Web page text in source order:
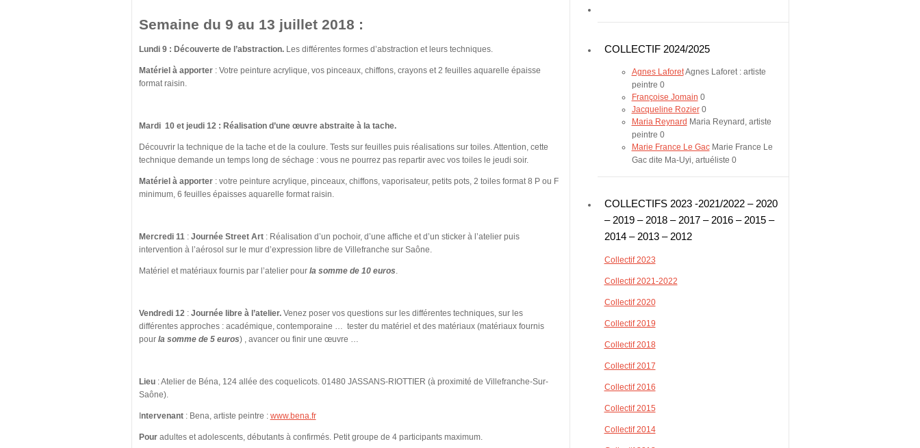
COLLECTIF 2024/2025
Agnes LaforetAgnes Laforet : artiste
peintre 0
Françoise Jomain 0
Jacqueline Rozier0
Maria Reynard Maria Reynard, artiste
peintre 0
Marie France Le GacMarie France Le
Gac dite Ma-Uyi, artuéliste 0
COLLECTIFS 2023 -2021/2022 – 2020
– 2019 – 2018 – 2017 – 2016 – 2015 –
2014 – 2013 – 2012
Collectif 2023
Collectif 2021-2022
Collectif 2020
Collectif 2019
Collectif 2018
Collectif 2017
Collectif 2016
Collectif 2015
Collectif 2014
Semaine du 9 au 13 juillet 2018 :
Lundi 9 : Découverte de l’abstraction. Les différentes formes d’abstraction et leurs techniques.
Matériel à apporter: Votre peinture acrylique, vos pinceaux, chiffons, crayons et 2 feuilles aquarelle épaisse
format raisin.
Mardi 10 et jeudi 12 : Réalisation d’une œuvre abstraite à la tache.
Découvrir la technique de la tache et de la coulure. Tests sur feuilles puis réalisations sur toiles. Attention, cette
technique demande un temps long de séchage : vous ne pourrez pas repartir avec vos toiles le jeudi soir.
Matériel à apporter: votre peinture acrylique, pinceaux, chiffons, vaporisateur, petits pots, 2 toiles format 8 P ou F
minimum, 6 feuilles épaisses aquarelle format raisin.
Mercredi 11: Journée Street Art: Réalisation d’un pochoir, d’une affiche et d’un sticker à l’atelier puis
intervention à l’aérosol sur le mur d’expression libre de Villefranche sur Saône.
Matériel et matériaux fournis par l’atelier pour la somme de 10 euros.
Vendredi 12: Journée libre à l’atelier. Venez poser vos questions sur les différentes techniques, sur les
différentes approches : académique, contemporaine … tester du matériel et des matériaux (matériaux fournis
pour la somme de 5 euros) , avancer ou finir une œuvre …
Lieu: Atelier de Béna, 124 allée des coquelicots. 01480 JASSANS-RIOTTIER (à proximité de Villefranche-Sur-
Saône).
ntervenant: Bena, artiste peintre : www.bena.fr
Pour adultes et adolescents, débutants à confirmés. Petit groupe de 4 participants maximum.